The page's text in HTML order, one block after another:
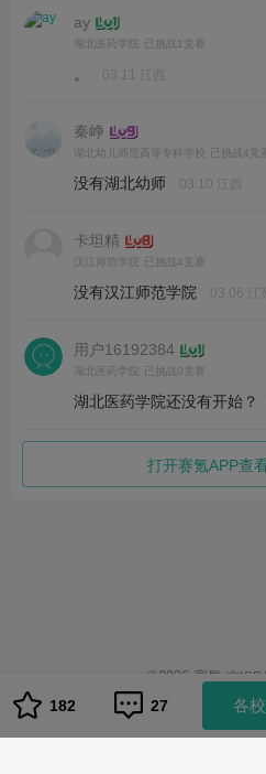
辩论赛：一等奖（奖杯、证书）、
三等奖（奖牌、证书）、最佳
本竞赛旨在配合高等教育教学水
校各类英语教学改革精神，促进
发广大大学生学习英语的兴趣，
学水平和教学改革的成果，保证
类英语教学的各项指标的落实，
知识和基本技能，全面提高大学
操作细则
大英赛在线报名网址：https://
注：未能找到赛区/学校入口表
竞赛适用于研究生参加； B类竞
参加；C类竞赛适用于非英语专业
全国大学生英语竞赛组委会办公室
联系地址：
北京市海淀区大柳树
ay
湖北医药学院 已挑战1竞赛
03.11 江西
秦峥
湖北幼儿师范高等专科学校 已挑战4竞赛
03.10 江西
卡坦精
汉江师范学院 已挑战4竞赛
03.06 江苏
用户16192384
湖北医药学院 已挑战0竞赛
打开赛氪APP查
182 27 各
©2026 赛氪 京ICP